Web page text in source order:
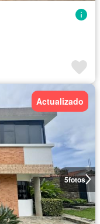
5fotos
Actualizado